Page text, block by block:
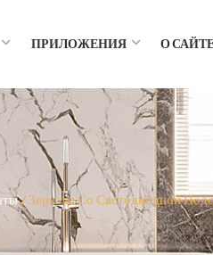
ПРИЛОЖЕНИЯ О
/ Зеркало Со Светодиодной